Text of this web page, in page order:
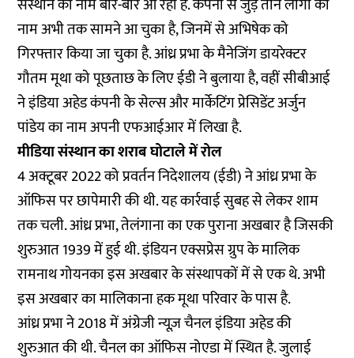
संस्थान का नाम बार-बार आ रहा है. कंपनी से जुड़े तीन लोगों का
नाम अभी तक सामने आ चुका है, जिनमें से अभिषेक को
गिरफ्तार किया जा चुका है. आंध्र प्रभा के मैनेजिंग डायरेक्टर
गौतम मूथा को पूछताछ के लिए ईडी ने बुलाया है, वहीं सीबीआई
ने इंडिया अहेड कंपनी के सेल्स और मार्केटिंग प्रेसिडेंट अर्जुन
पांडेय का नाम अपनी एफआईआर में लिखा है.
मीडिया संस्थान का शराब घोटाले में रोल
4 अक्टूबर 2022 को प्रवर्तन निदेशालय (ईडी) ने आंध्र प्रभा के
ऑफिस पर छापेमारी की थी. यह कार्रवाई सुबह से लेकर शाम
तक चली. आंध्र प्रभा, तेलंगाना का एक पुराना अखबार है जिसकी
शुरुआत 1939 में हुई थी. इंडियन एक्सप्रेस ग्रुप के मालिक
रामनाथ गोयनका इस अखबार के संस्थापकों में से एक थे. अभी
इस अखबार का मालिकाना हक मूथा परिवार के पास है.
आंध्र प्रभा ने 2018 में अंग्रेजी न्यूज़ चैनल इंडिया अहेड की
शुरुआत की थी. चैनल का ऑफिस नोएडा में स्थित है. जुलाई